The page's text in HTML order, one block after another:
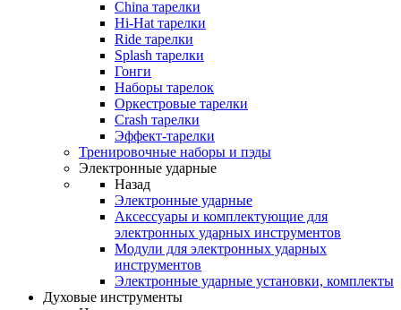
China тарелки
Hi-Hat тарелки
Ride тарелки
Splash тарелки
Гонги
Наборы тарелок
Оркестровые тарелки
Сrash тарелки
Эффект-тарелки
Тренировочные наборы и пэды
Электронные ударные
Назад
Электронные ударные
Аксессуары и комплектующие для
электронных ударных инструментов
Модули для электронных ударных
инструментов
Электронные ударные установки, комплекты
Духовые инструменты